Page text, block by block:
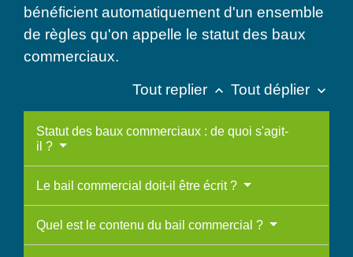
bénéficient automatiquement d'un ensemble
de règles qu'on appelle le statut des baux
commerciaux.
Tout replier keyboard_arrow_up Tout déplier keyboard_arrow_down
Statut des baux commerciaux : de quoi s'agit-
il ?
Le bail commercial doit-il être écrit ?
Quel est le contenu du bail commercial ?